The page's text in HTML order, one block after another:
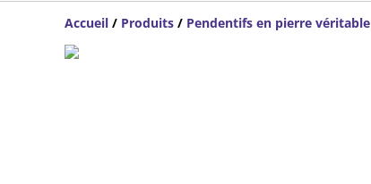
Accueil / Produits / Pendentifs en pierre véritable